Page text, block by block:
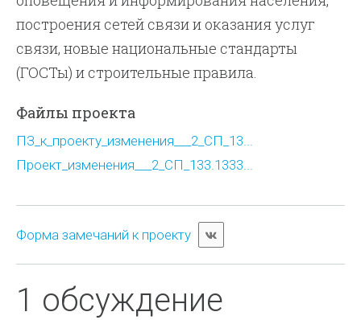
построения сетей связи и оказания услуг
связи, новые национальные стандарты
(ГОСТы) и строительные правила.
Файлы проекта
ПЗ_к_проекту_изменения___2_СП_13...
Проект_изменения___2_СП_133.1333...
Форма замечаний к проекту
1 обсуждение